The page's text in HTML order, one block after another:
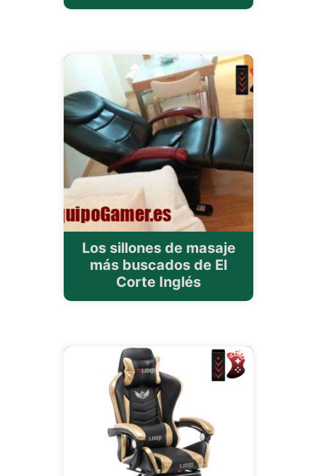
Los sillones de masaje
más buscados de El
Corte Inglés